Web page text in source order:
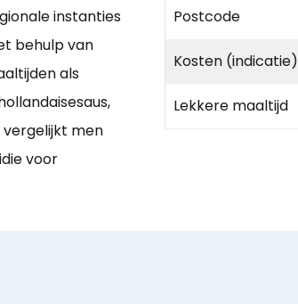
instanties
behulp van
als
men
voor
Postcode
Kosten (indicatie)
Lekkere maaltijd